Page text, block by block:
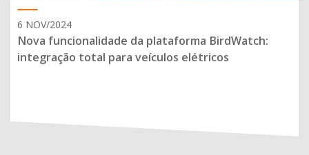
6 NOV/2024
Nova funcionalidade da plataforma BirdWatch:
integração total para veículos elétricos